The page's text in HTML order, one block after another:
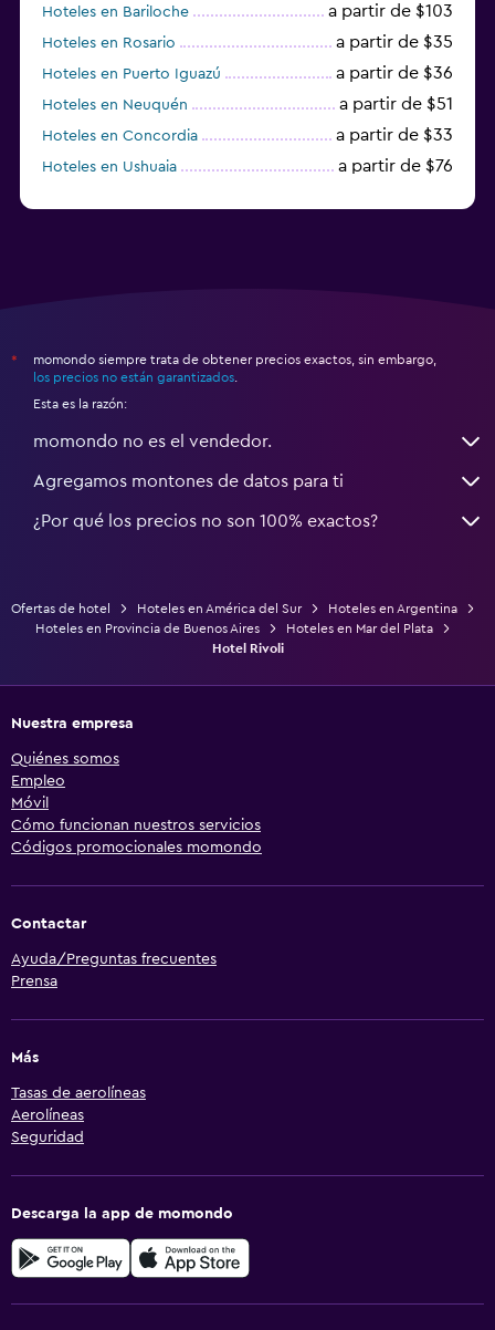
Hoteles en Bariloche a partir de $103
Hoteles en Rosario a partir de $35
Hoteles en Puerto Iguazú a partir de $36
Hoteles en Neuquén a partir de $51
Hoteles en Concordia a partir de $33
Hoteles en Ushuaia a partir de $76
*
momondo siempre trata de obtener precios exactos, sin embargo,
los precios no están garantizados
Esta es la razón:
momondo no es el vendedor.
Agregamos montones de datos para ti
¿Por qué los precios no son 100% exactos?
Ofertas de hotel Hoteles en América del Sur
Hoteles en Argentina
Hoteles en Provincia de Buenos Aires
Hoteles en Mar del Plata
Hotel Rivoli
Nuestra empresa
Quiénes somos
Empleo
Móvil
Cómo funcionan nuestros servicios
Códigos promocionales momondo
Contactar
Ayuda/Preguntas frecuentes
Prensa
Más
Tasas de aerolíneas
Aerolíneas
Seguridad
Descarga la app de momondo